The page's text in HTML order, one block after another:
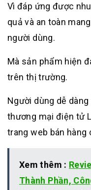
Vì đáp ứng được
quả và an toàn
người dùng.
Mà sản phẩm hiện
trên thị trường.
Người dùng dễ
thương mại điện tử
trang web bán hàng
Xem thêm :
Thành Phần,